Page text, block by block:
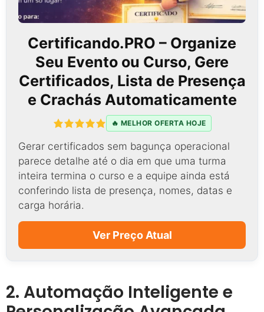
Certificando.PRO – Organize
Seu Evento ou Curso, Gere
Certificados, Lista de Presença
e Crachás Automaticamente
🔥 MELHOR OFERTA HOJE
Gerar certificados sem bagunça operacional
parece detalhe até o dia em que uma turma
inteira termina o curso e a equipe ainda está
conferindo lista de presença, nomes, datas e
carga horária.
Ver Preço Atual
2. Automação Inteligente e